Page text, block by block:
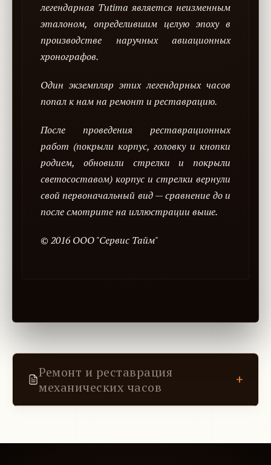
легендарная Tutima является неизменным
эталоном, определившим целую эпоху в
производстве наручных авиационных
хронографов.
Один экземпляр этих легендарных часов
попал к нам на ремонт и реставрацию.
После проведения реставрационных
работ (покрыли корпус, головку и кнопки
родием, обновили стрелки и покрыли
светосоставом) корпус и стрелки вернули
свой первоначальный вид — сравнение до и
после смотрите на иллюстрации выше.
© 2016 ООО "Сервис Тайм"
Ремонт и реставрация
механических часов
+
дороже. Но что делать, если на них слишком